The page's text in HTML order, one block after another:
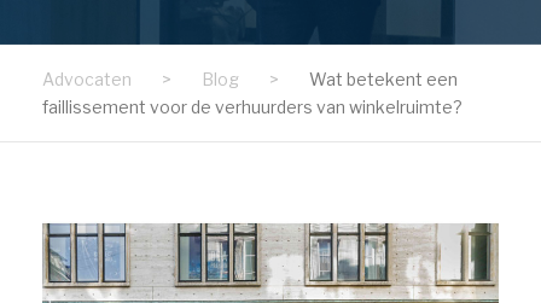
Advocaten > Blog >
Wat betekent een
faillissement voor de verhuurders van winkelruimte?